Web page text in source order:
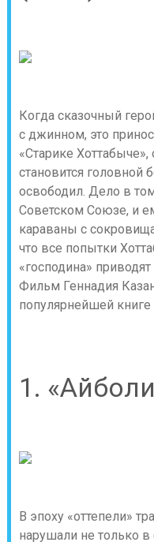
Когда сказочный
с джинном, это
«Старике
становится головной
освободил. Дело в
Советском Союзе, и
караваны с
что все попытки
«господина»
Фильм Геннадия
популярнейшей книге
1.
В эпоху «оттепели»
нарушали не только